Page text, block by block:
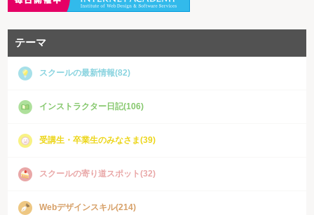
テーマ
スクールの最新情報(82)
インストラクター日記(106)
受講生・卒業生のみなさま(39)
スクールの寄り道スポット(32)
Webデザインスキル(214)